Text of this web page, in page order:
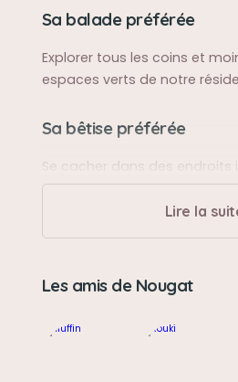
Sa balade préférée
Explorer tous les coins et
espaces verts de notre
Sa bêtise préférée
Se cacher dans des
m'ignorer lorsque je l'appelais
Son caractère
Calme
Son jouet préféré
Lire la
Les amis de Nougat